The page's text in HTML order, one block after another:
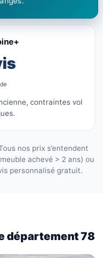
contraintes vol
nos prix s’entendent
achevé > 2 ans) ou
personnalisé gratuit.
département 78